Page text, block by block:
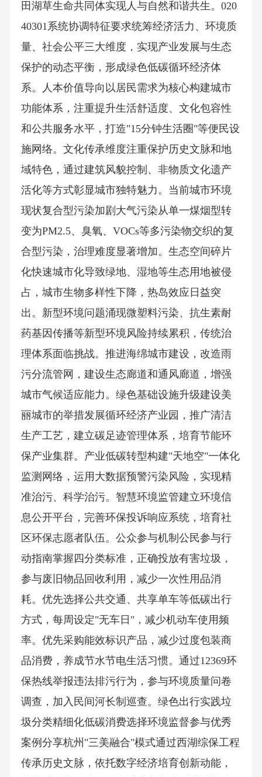
田湖草生命共同体实现人与自然和谐共生。020
40301系统协调特征要求统筹经济活力、环境质
量、社会公平三大维度，实现产业发展与生态
保护的动态平衡，形成绿色低碳循环经济体
系。人本价值导向以居民需求为核心构建城市
功能体系，注重提升生活舒适度、文化包容性
和公共服务水平，打造"15分钟生活圈"等便民设
施网络。文化传承维度注重保护历史文脉和地
域特色，通过建筑风貌控制、非物质文化遗产
活化等方式彰显城市独特魅力。当前城市环境
现状复合型污染加剧大气污染从单一煤烟型转
变为PM2.5、臭氧、VOCs等多污染物交织的复
合型污染，治理难度显著增加。生态空间碎片
化快速城市化导致绿地、湿地等生态用地被侵
占，城市生物多样性下降，热岛效应日益突
出。新型环境问题涌现微塑料污染、抗生素耐
药基因传播等新型环境风险持续累积，传统治
理体系面临挑战。推进海绵城市建设，改造雨
污分流管网，建设生态廊道和通风廊道，增强
城市气候适应能力。绿色基础设施升级建设美
丽城市的举措发展循环经济产业园，推广清洁
生产工艺，建立碳足迹管理体系，培育节能环
保产业集群。产业低碳转型构建"天地空"一体化
监测网络，运用大数据预警污染风险，实现精
准治污、科学治污。智慧环境监管建立环境信
息公开平台，完善环保投诉响应系统，培育社
区环保志愿者队伍。公众参与机制公民参与行
动指南掌握四分类标准，正确投放有害垃圾，
参与废旧物品回收利用，减少一次性用品消
耗。优先选择公共交通、共享单车等低碳出行
方式，每周设定"无车日"，减少机动车使用频
率。优先采购能效标识产品，减少过度包装商
品消费，养成节水节电生活习惯。通过12369环
保热线举报违法排污行为，参与环境质量问卷
调查，加入民间河长制巡查。绿色出行实践垃
圾分类精细化低碳消费选择环境监督参与优秀
案例分享杭州"三美融合"模式通过西湖综保工程
传承历史文脉，依托数字经济培育创新动能，